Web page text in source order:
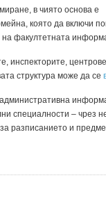
в чиято основа е
която да включи
на факултетната
инспекторите,
структура може да се
специалности – чрез
разписанието и